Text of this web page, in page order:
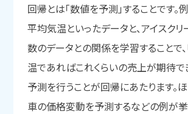
回帰とは「数値を予測」することです。
平均気温といったデータと、アイスク
数のデータとの関係を学習することで
温であればこれくらいの売上が期待で
予測を行うことが回帰にあたります。
車の価格変動を予測するなどの例が挙